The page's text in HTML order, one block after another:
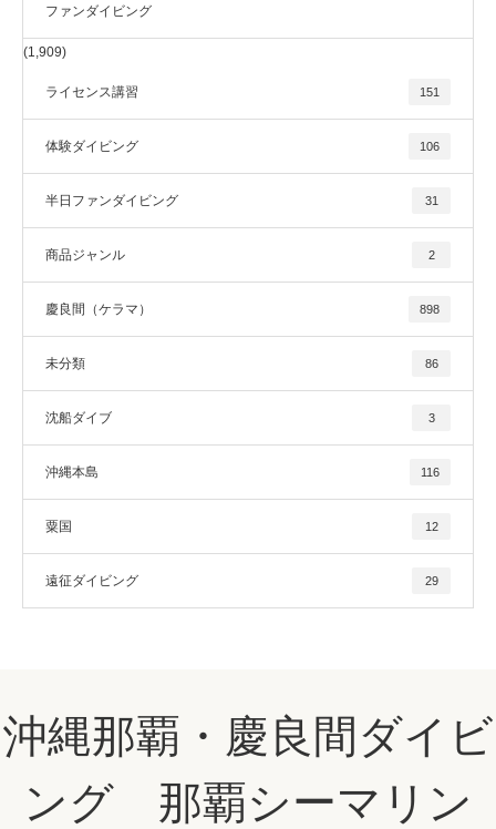
ファンダイビング
(1,909)
ライセンス講習 151
体験ダイビング 106
半日ファンダイビング 31
商品ジャンル 2
慶良間（ケラマ） 898
未分類 86
沈船ダイブ 3
沖縄本島 116
粟国 12
遠征ダイビング 29
沖縄那覇・慶良間ダイビ
ング 那覇シーマリン